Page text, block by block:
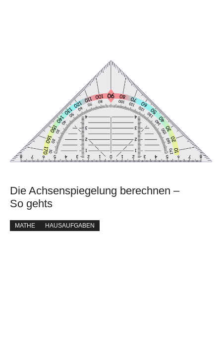
Die Achsenspiegelung berechnen –
So gehts
MATHE HAUSAUFGABEN